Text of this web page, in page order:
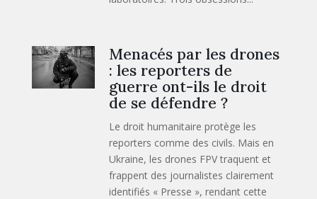
Menacés par les drones
: les reporters de
guerre ont-ils le droit
de se défendre ?
Le droit humanitaire protège les
reporters comme des civils. Mais en
Ukraine, les drones FPV traquent et
frappent des journalistes clairement
identifiés « Presse », rendant cette